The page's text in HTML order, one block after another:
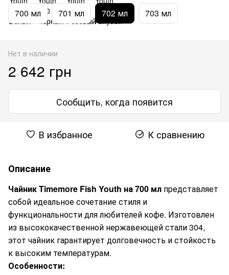
700 мл 701 мл 702 мл 703 мл
Нет в наличии
2 642 грн
Сообщить, когда появится
В избранное К сравнению
Описание
Чайник Timemore Fish Youth на 700 мл представляет
собой идеальное сочетание стиля и
функциональности для любителей кофе. Изготовлен
из высококачественной нержавеющей стали 304,
этот чайник гарантирует долговечность и стойкость
к высоким температурам.
Особенности: